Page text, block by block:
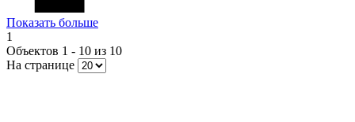
Показать больше
1
Объектов 1 - 10 из 10
На странице